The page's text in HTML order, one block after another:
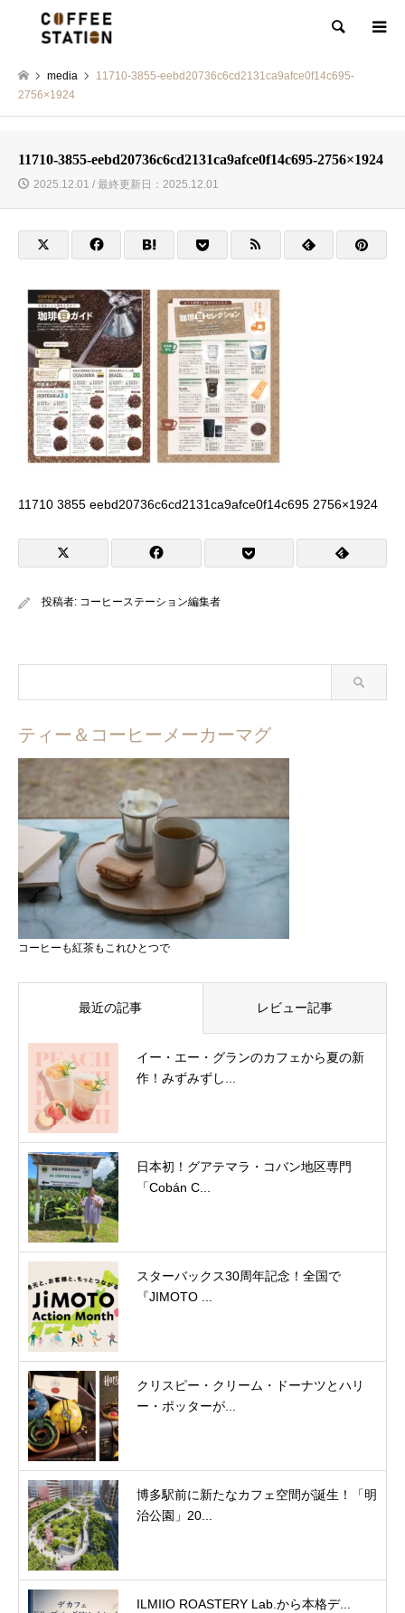
検索
media
11710-3855-eebd20736c6cd2131ca9afce0f14c695-
2756×1924
11710-3855-eebd20736c6cd2131ca9afce0f14c695-2756×1924
2025.12.01 / 最終更新日：2025.12.01
11710 3855 eebd20736c6cd2131ca9afce0f14c695 2756×1924
投稿者: コーヒーステーション編集者
ティー＆コーヒーメーカーマグ
コーヒーも紅茶もこれひとつで
最近の記事 レビュー記事
イー・エー・グランのカフェから夏の新
作！みずみずし...
日本初！グアテマラ・コバン地区専門
「Cobán C...
スターバックス30周年記念！全国で
『JIMOTO ...
クリスピー・クリーム・ドーナツとハリ
ー・ポッターが...
博多駅前に新たなカフェ空間が誕生！「明
治公園」20...
ILMIIO ROASTERY Lab.から本格デ...